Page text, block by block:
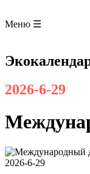
Меню ☰
2026-6-29
2026-6-29